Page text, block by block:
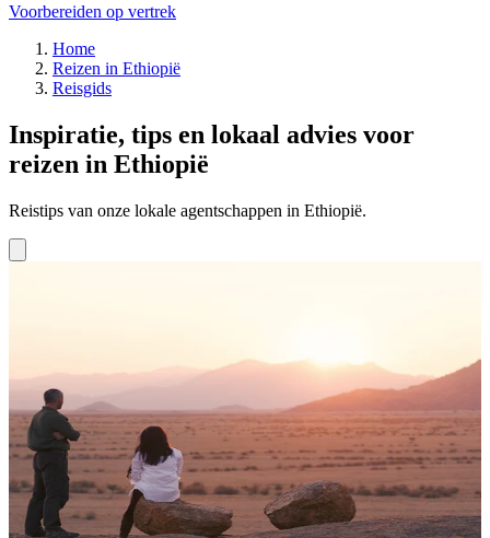
Voorbereiden op vertrek
Home
Reizen in Ethiopië
Reisgids
Inspiratie, tips en lokaal advies voor
reizen in Ethiopië
Reistips van onze lokale agentschappen in Ethiopië.